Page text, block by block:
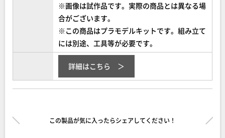
※画像は試作品です。実際の商品とは異なる場
合がございます。
※この商品はプラモデルキットです。組み立て
には別途、工具等が必要です。
詳細はこちら
この製品が気に入ったらシェアしてください！